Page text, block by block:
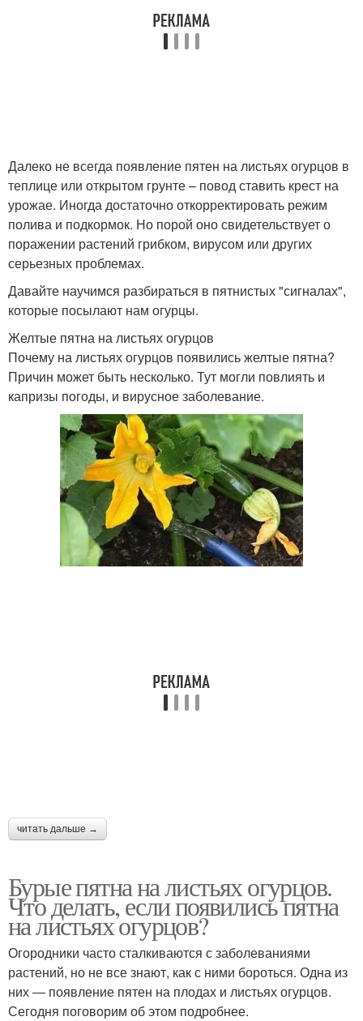
Далеко не всегда появление пятен на листьях огурцов в
теплице или открытом грунте – повод ставить крест на
урожае. Иногда достаточно откорректировать режим
полива и подкормок. Но порой оно свидетельствует о
поражении растений грибком, вирусом или других
серьезных проблемах.
Давайте научимся разбираться в пятнистых "сигналах",
которые посылают нам огурцы.
Желтые пятна на листьях огурцов
Почему на листьях огурцов появились желтые пятна?
Причин может быть несколько. Тут могли повлиять и
капризы погоды, и вирусное заболевание.
читать дальше →
Бурые пятна на листьях огурцов.
Что делать, если появились пятна
на листьях огурцов?
Огородники часто сталкиваются с заболеваниями
растений, но не все знают, как с ними бороться. Одна из
них — появление пятен на плодах и листьях огурцов.
Сегодня поговорим об этом подробнее.